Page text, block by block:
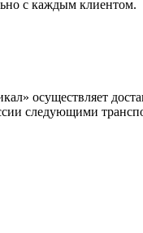
с каждым клиентом.
осуществляет
следующими